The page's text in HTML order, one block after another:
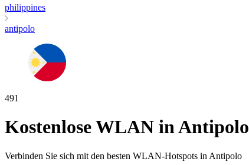
philippines
antipolo
491
Kostenlose WLAN inAntipolo
Verbinden Sie sich mit den besten WLAN-Hotspots in Antipolo